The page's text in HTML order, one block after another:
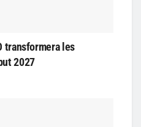
transformera les
2027